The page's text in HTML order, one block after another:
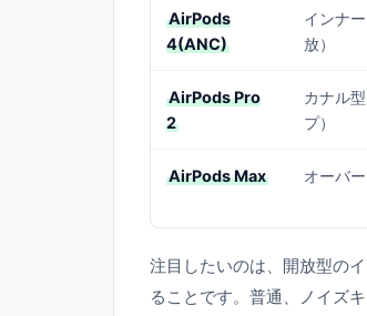
AirPods
4(ANC)
インナ
放）
AirPods Pro
2
カナル
プ）
AirPods Max オーバ
注目したいのは、開放型の
ることです。普通、ノイズ